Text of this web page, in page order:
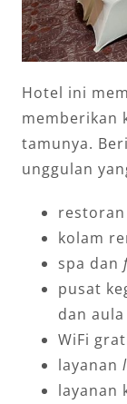
Hotel ini
memberikan
tamunya.
unggulan
kolam
spa dan
pusat
dan
WiFi
layanan
layanan